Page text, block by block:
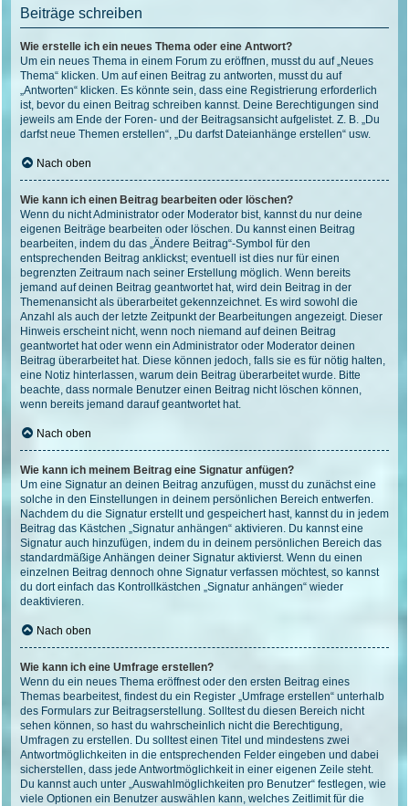
Beiträge schreiben
Wie erstelle ich ein neues Thema oder eine Antwort?
Um ein neues Thema in einem Forum zu eröffnen, musst du auf „Neues
Thema“ klicken. Um auf einen Beitrag zu antworten, musst du auf
„Antworten“ klicken. Es könnte sein, dass eine Registrierung erforderlich
ist, bevor du einen Beitrag schreiben kannst. Deine Berechtigungen sind
jeweils am Ende der Foren- und der Beitragsansicht aufgelistet. Z. B. „Du
darfst neue Themen erstellen“, „Du darfst Dateianhänge erstellen“ usw.
Nach oben
Wie kann ich einen Beitrag bearbeiten oder löschen?
Wenn du nicht Administrator oder Moderator bist, kannst du nur deine
eigenen Beiträge bearbeiten oder löschen. Du kannst einen Beitrag
bearbeiten, indem du das „Ändere Beitrag“-Symbol für den
entsprechenden Beitrag anklickst; eventuell ist dies nur für einen
begrenzten Zeitraum nach seiner Erstellung möglich. Wenn bereits
jemand auf deinen Beitrag geantwortet hat, wird dein Beitrag in der
Themenansicht als überarbeitet gekennzeichnet. Es wird sowohl die
Anzahl als auch der letzte Zeitpunkt der Bearbeitungen angezeigt. Dieser
Hinweis erscheint nicht, wenn noch niemand auf deinen Beitrag
geantwortet hat oder wenn ein Administrator oder Moderator deinen
Beitrag überarbeitet hat. Diese können jedoch, falls sie es für nötig halten,
eine Notiz hinterlassen, warum dein Beitrag überarbeitet wurde. Bitte
beachte, dass normale Benutzer einen Beitrag nicht löschen können,
wenn bereits jemand darauf geantwortet hat.
Nach oben
Wie kann ich meinem Beitrag eine Signatur anfügen?
Um eine Signatur an deinen Beitrag anzufügen, musst du zunächst eine
solche in den Einstellungen in deinem persönlichen Bereich entwerfen.
Nachdem du die Signatur erstellt und gespeichert hast, kannst du in jedem
Beitrag das Kästchen „Signatur anhängen“ aktivieren. Du kannst eine
Signatur auch hinzufügen, indem du in deinem persönlichen Bereich das
standardmäßige Anhängen deiner Signatur aktivierst. Wenn du einen
einzelnen Beitrag dennoch ohne Signatur verfassen möchtest, so kannst
du dort einfach das Kontrollkästchen „Signatur anhängen“ wieder
deaktivieren.
Nach oben
Wie kann ich eine Umfrage erstellen?
Wenn du ein neues Thema eröffnest oder den ersten Beitrag eines
Themas bearbeitest, findest du ein Register „Umfrage erstellen“ unterhalb
des Formulars zur Beitragserstellung. Solltest du diesen Bereich nicht
sehen können, so hast du wahrscheinlich nicht die Berechtigung,
Umfragen zu erstellen. Du solltest einen Titel und mindestens zwei
Antwortmöglichkeiten in die entsprechenden Felder eingeben und dabei
sicherstellen, dass jede Antwortmöglichkeit in einer eigenen Zeile steht.
Du kannst auch unter „Auswahlmöglichkeiten pro Benutzer“ festlegen, wie
viele Optionen ein Benutzer auswählen kann, welches Zeitlimit für die